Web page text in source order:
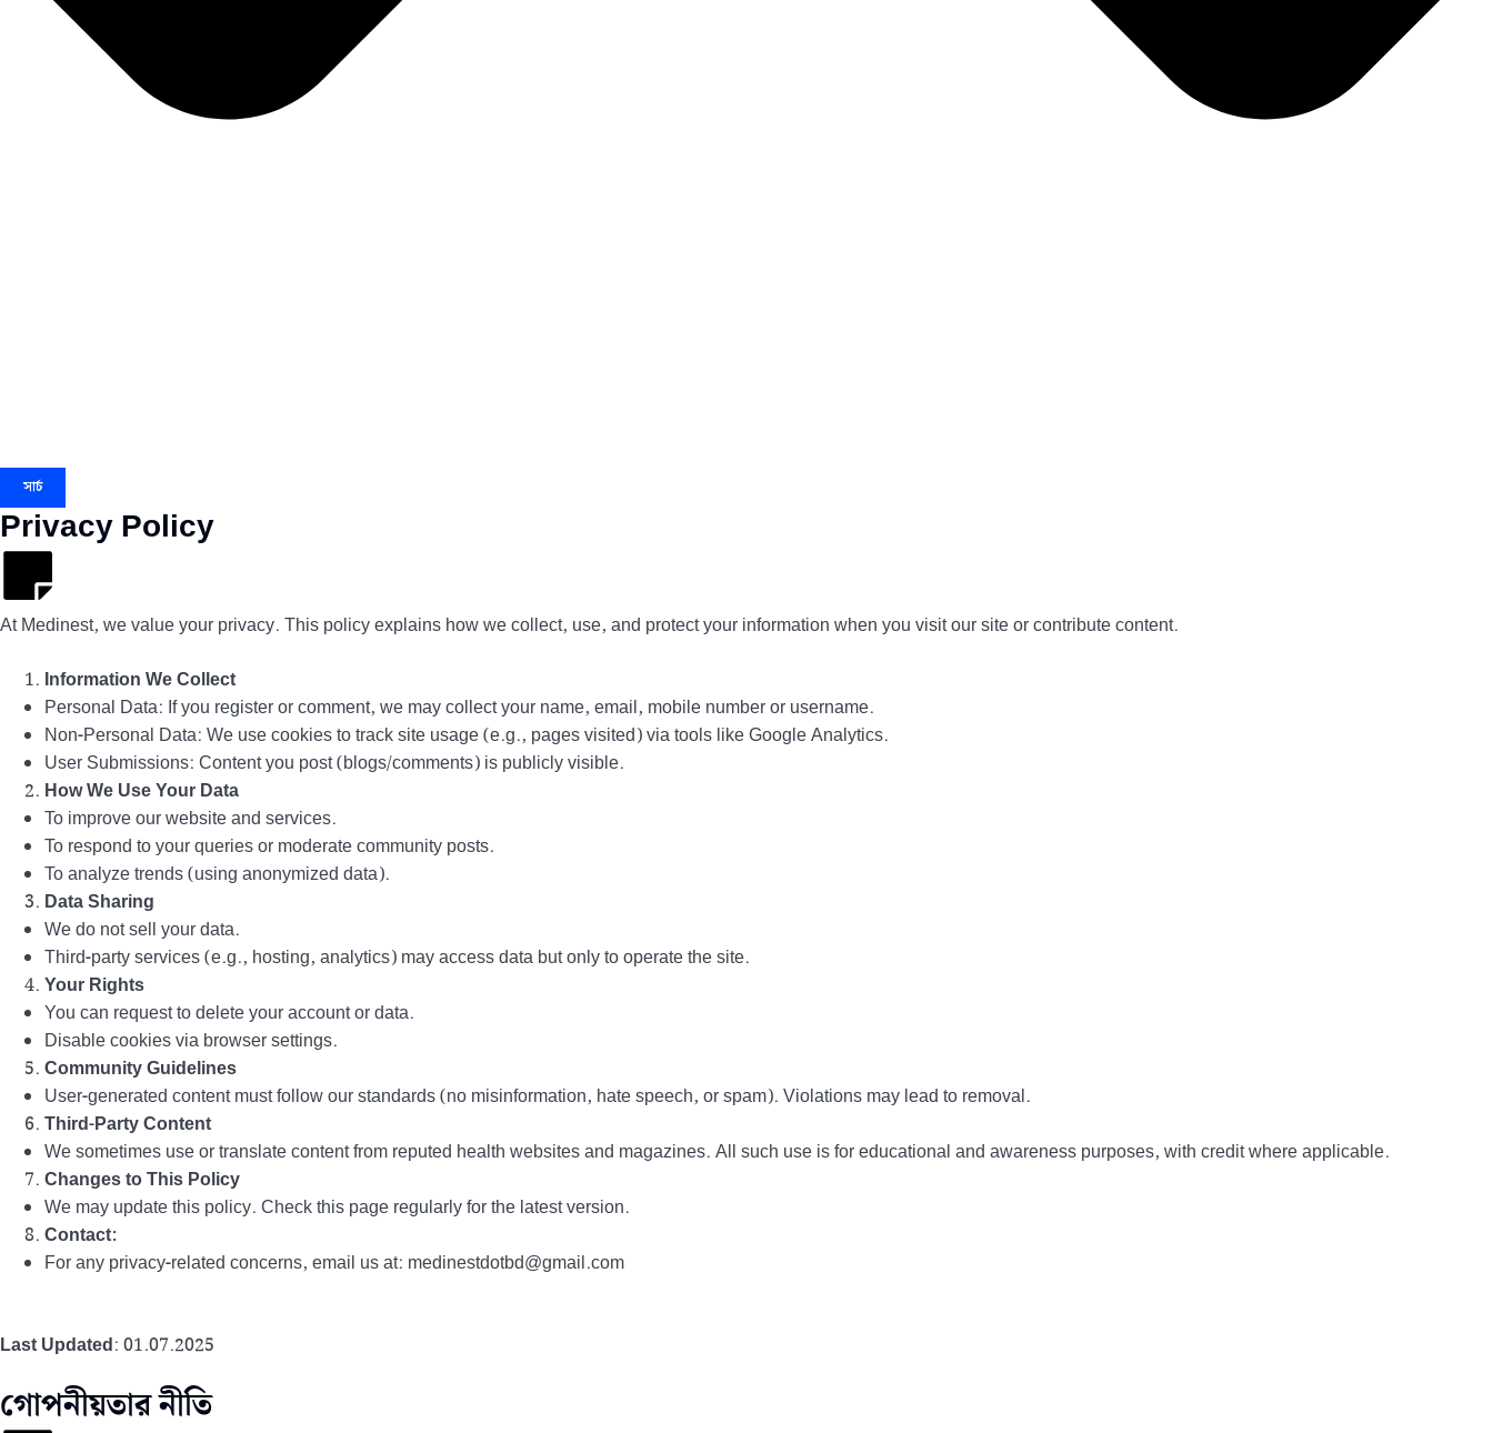
সার্চ
Privacy Policy
At Medinest, we value your privacy. This policy explains how we collect, use, and protect your information when you visit our site or contribute content.
Information We Collect
Personal Data: If you register or comment, we may collect your name, email, mobile number or username.
Non-Personal Data: We use cookies to track site usage (e.g., pages visited) via tools like Google Analytics.
User Submissions: Content you post (blogs/comments) is publicly visible.
How We Use Your Data
To improve our website and services.
To respond to your queries or moderate community posts.
To analyze trends (using anonymized data).
Data Sharing
We do not sell your data.
Third-party services (e.g., hosting, analytics) may access data but only to operate the site.
Your Rights
You can request to delete your account or data.
Disable cookies via browser settings.
Community Guidelines
User-generated content must follow our standards (no misinformation, hate speech, or spam). Violations may lead to removal.
Third-Party Content
We sometimes use or translate content from reputed health websites and magazines. All such use is for educational and awareness purposes, with credit where applicable.
Changes to This Policy
We may update this policy. Check this page regularly for the latest version.
Contact:
For any privacy-related concerns, email us at: medinestdotbd@gmail.com
Last Updated: 01.07.2025
গোপনীয়তার নীতি